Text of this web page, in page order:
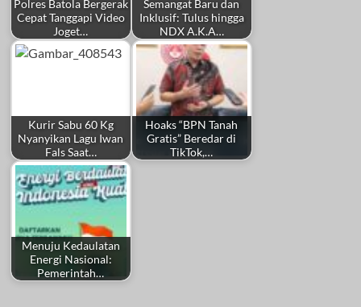
Polres Batola Bergerak
Cepat Tanggapi Video
Joget…
Semangat Baru dan
Inklusif: Tulus hingga
NDX A.K.A…
Kurir Sabu 60 Kg
Nyanyikan Lagu Iwan
Fals Saat…
Hoaks “BPN Tanah
Gratis” Beredar di
TikTok,…
Menuju Kedaulatan
Energi Nasional:
Pemerintah…